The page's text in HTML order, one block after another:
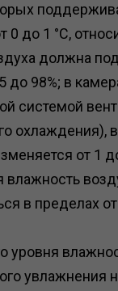
0 до 1 °С,
должна
до 98%; в
системой
охлаждения),
от 1
влажность
в пределах
уровня
увлажнения